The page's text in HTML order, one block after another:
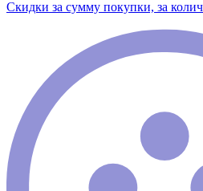
Скидки за сумму покупки, за